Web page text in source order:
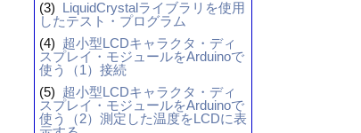
(3)
LiquidCrystalライブラリを使用
したテスト・プログラム
(4) 超小型LCDキャラクタ・ディ
スプレイ・モジュールをArduinoで
使う（1）接続
(5) 超小型LCDキャラクタ・ディ
スプレイ・モジュールをArduinoで
使う（2）測定した温度をLCDに表